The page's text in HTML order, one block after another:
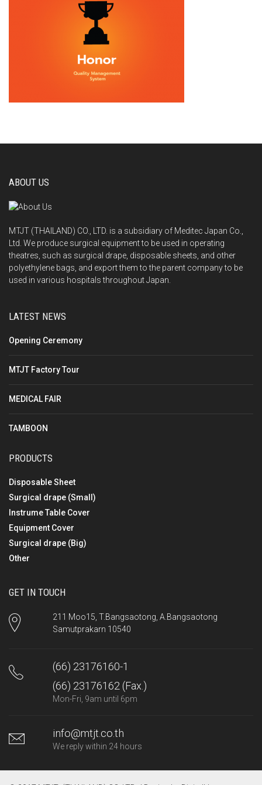
ABOUT US
MTJT (THAILAND) CO., LTD. is a subsidiary of Meditec Japan Co.,
Ltd. We produce surgical equipment to be used in operating
theatres, such as surgical drape, disposable sheets, and other
polyethylene bags, and export them to the parent company to be
used in various hospitals throughout Japan.
LATEST NEWS
Opening Ceremony
MTJT Factory Tour
MEDICAL FAIR
TAMBOON
PRODUCTS
Disposable Sheet
Surgical drape (Small)
Instrume Table Cover
Equipment Cover
Surgical drape (Big)
Other
GET IN TOUCH
211 Moo15, T.Bangsaotong, A.Bangsaotong
Samutprakarn 10540
(66) 23176160-1
(66) 23176162 (Fax.)
Mon-Fri, 9am until 6pm
info@mtjt.co.th
We reply within 24 hours